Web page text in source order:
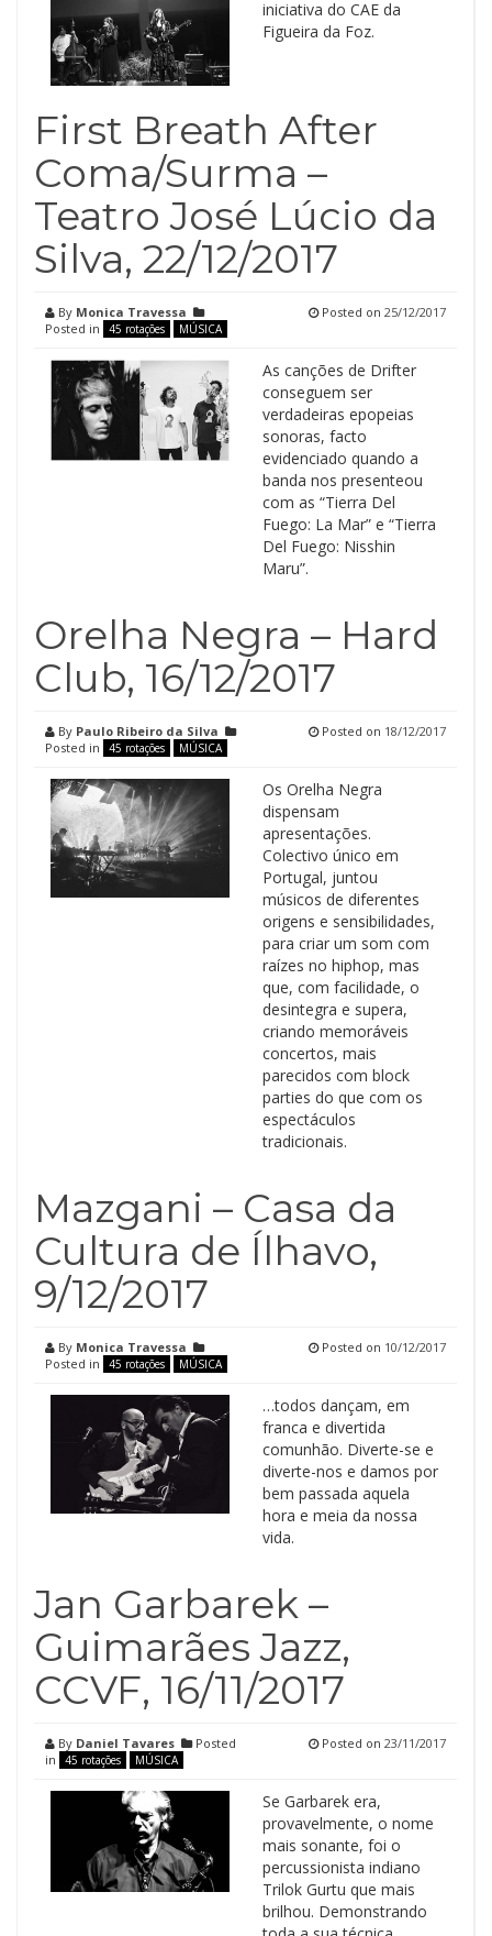
iniciativa do CAE da
Figueira da Foz.
First Breath After
Coma/Surma –
Teatro José Lúcio da
Silva, 22/12/2017
By Monica Travessa
Posted in
45 rotações MÚSICA
Posted on 25/12/2017
As canções de Drifter
conseguem ser
verdadeiras epopeias
sonoras, facto
evidenciado quando a
banda nos presenteou
com as “Tierra Del
Fuego: La Mar” e “Tierra
Del Fuego: Nisshin
Maru”.
Orelha Negra – Hard
Club, 16/12/2017
By Paulo Ribeiro da Silva
Posted in
45 rotações MÚSICA
Posted on 18/12/2017
Os Orelha Negra
dispensam
apresentações.
Colectivo único em
Portugal, juntou
músicos de diferentes
origens e sensibilidades,
para criar um som com
raízes no hiphop, mas
que, com facilidade, o
desintegra e supera,
criando memoráveis
concertos, mais
parecidos com block
parties do que com os
espectáculos
tradicionais.
Mazgani – Casa da
Cultura de Ílhavo,
9/12/2017
By Monica Travessa
Posted in
45 rotações MÚSICA
Posted on 10/12/2017
…todos dançam, em
franca e divertida
comunhão. Diverte-se e
diverte-nos e damos por
bem passada aquela
hora e meia da nossa
vida.
Jan Garbarek –
Guimarães Jazz,
CCVF, 16/11/2017
By Daniel Tavares
Posted
in
45 rotações MÚSICA
Posted on 23/11/2017
Se Garbarek era,
provavelmente, o nome
mais sonante, foi o
percussionista indiano
Trilok Gurtu que mais
brilhou. Demonstrando